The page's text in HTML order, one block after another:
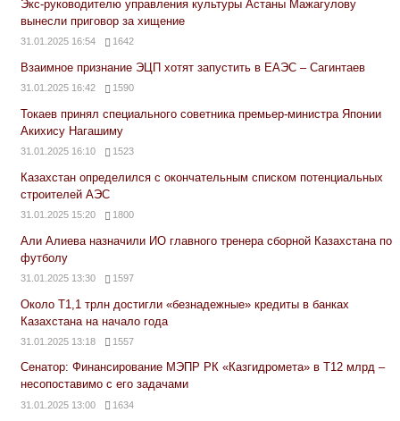
Экс-руководителю управления культуры Астаны Мажагулову
вынесли приговор за хищение
31.01.2025 16:54 1642
Взаимное признание ЭЦП хотят запустить в ЕАЭС – Сагинтаев
31.01.2025 16:42 1590
Токаев принял специального советника премьер-министра Японии
Акихису Нагашиму
31.01.2025 16:10 1523
Казахстан определился с окончательным списком потенциальных
строителей АЭС
31.01.2025 15:20 1800
Али Алиева назначили ИО главного тренера сборной Казахстана по
футболу
31.01.2025 13:30 1597
Около Т1,1 трлн достигли «безнадежные» кредиты в банках
Казахстана на начало года
31.01.2025 13:18 1557
Сенатор: Финансирование МЭПР РК «Казгидромета» в Т12 млрд –
несопоставимо с его задачами
31.01.2025 13:00 1634